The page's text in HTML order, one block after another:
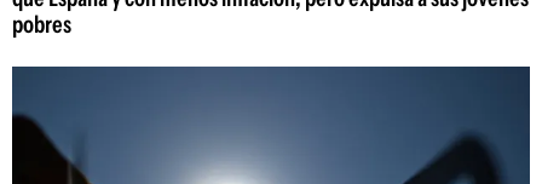
pobres